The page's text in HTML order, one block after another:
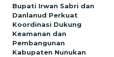
Bupati Irwan Sabri dan
Danlanud Perkuat
Koordinasi Dukung
Keamanan dan
Pembangunan
Kabupaten Nunukan